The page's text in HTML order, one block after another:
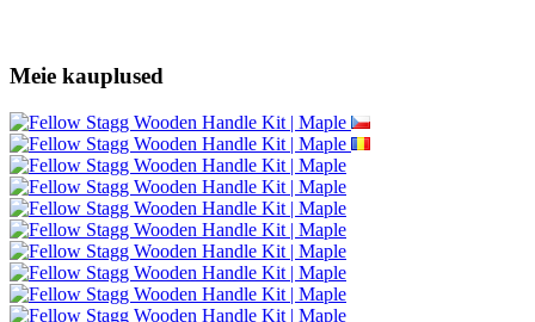
Meie kauplused